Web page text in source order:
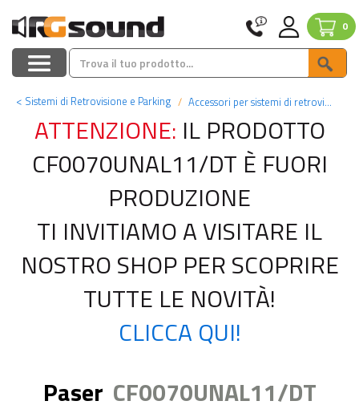
0
< Sistemi di Retrovisione e Parking Accessori per sistemi di retrovisione
ATTENZIONE: IL PRODOTTO
CF0070UNAL11/DT È FUORI
PRODUZIONE
TI INVITIAMO A VISITARE IL
NOSTRO SHOP PER SCOPRIRE
TUTTE LE NOVITÀ!
CLICCA QUI!
Paser CF0070UNAL11/DT